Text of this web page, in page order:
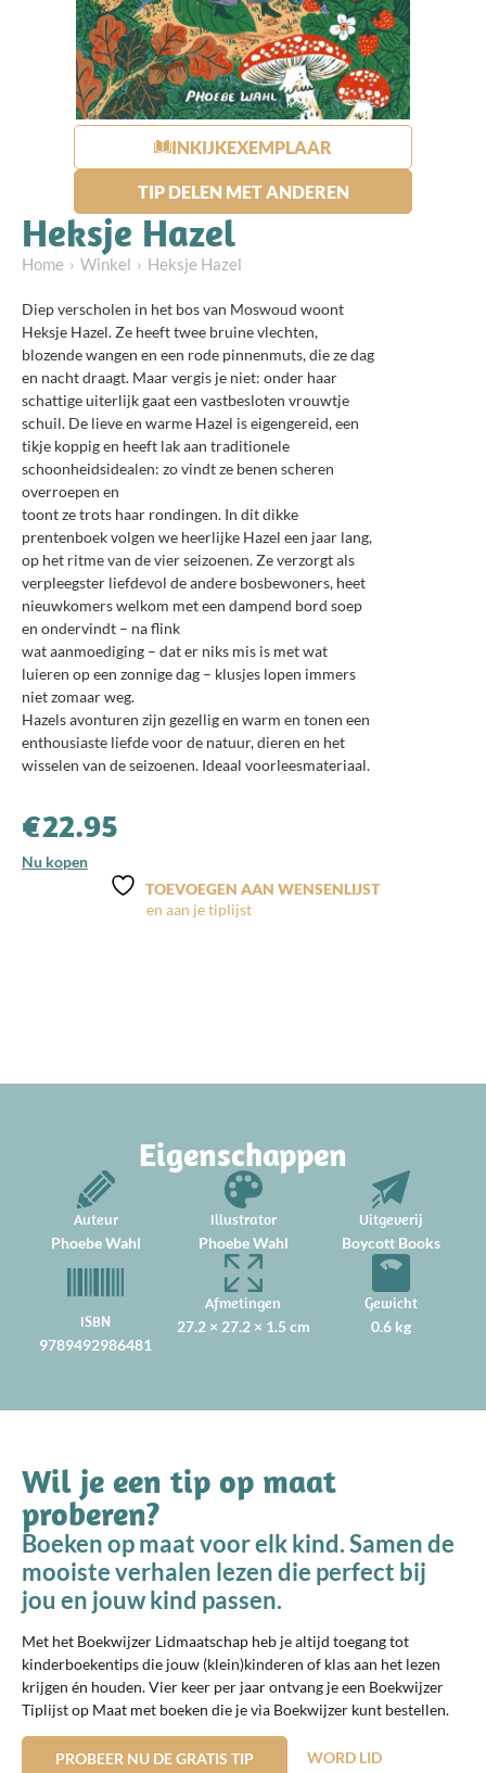
INKIJKEXEMPLAAR
TIP DELEN MET ANDEREN
Heksje Hazel
Home Winkel Heksje Hazel
Diep verscholen in het bos van Moswoud woont
Heksje Hazel. Ze heeft twee bruine vlechten,
blozende wangen en een rode pinnenmuts, die ze dag
en nacht draagt. Maar vergis je niet: onder haar
schattige uiterlijk gaat een vastbesloten vrouwtje
schuil. De lieve en warme Hazel is eigengereid, een
tikje koppig en heeft lak aan traditionele
schoonheidsidealen: zo vindt ze benen scheren
overroepen en
toont ze trots haar rondingen. In dit dikke
prentenboek volgen we heerlijke Hazel een jaar lang,
op het ritme van de vier seizoenen. Ze verzorgt als
verpleegster liefdevol de andere bosbewoners, heet
nieuwkomers welkom met een dampend bord soep
en ondervindt – na flink
wat aanmoediging – dat er niks mis is met wat
luieren op een zonnige dag – klusjes lopen immers
niet zomaar weg.
Hazels avonturen zijn gezellig en warm en tonen een
enthousiaste liefde voor de natuur, dieren en het
wisselen van de seizoenen. Ideaal voorleesmateriaal.
€22.95
Nu kopen
TOEVOEGEN AAN WENSENLIJST
Eigenschappen
Auteur
Phoebe Wahl
Illustrator
Phoebe Wahl
Uitgeverij
Boycott Books
ISBN
9789492986481
Afmetingen
27.2 × 27.2 × 1.5 cm
Gewicht
0.6 kg
Wil je een tip op maat
proberen?
Boeken op maat voor elk kind. Samen de
mooiste verhalen lezen die perfect bij
jou en jouw kind passen.
Met het Boekwijzer Lidmaatschap heb je altijd toegang tot
kinderboekentips die jouw (klein)kinderen of klas aan het lezen
krijgen én houden. Vier keer per jaar ontvang je een Boekwijzer
Tiplijst op Maat met boeken die je via Boekwijzer kunt bestellen.
PROBEER NU DE GRATIS TIP WORD LID